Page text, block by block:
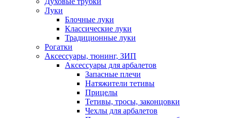
Луки
Блочные луки
Классические луки
Традиционные луки
Рогатки
Аксессуары, тюнинг, ЗИП
Аксессуары для арбалетов
Запасные плечи
Натяжители тетивы
Прицелы
Тетивы, тросы, законцовки
Чехлы для арбалетов